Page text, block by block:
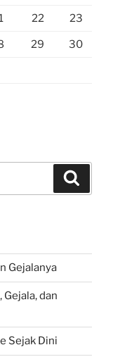
22 23
29 30
Gejalanya
dan
Sejak Dini